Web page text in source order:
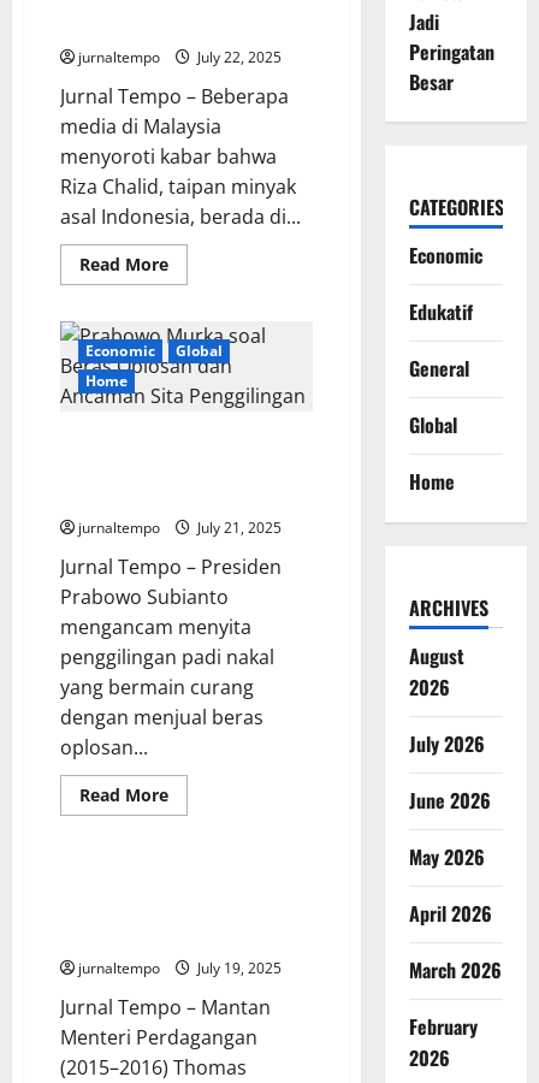
jurnaltempo July 22, 2025
Jurnal Tempo – Beberapa
media di Malaysia
menyoroti kabar bahwa
Riza Chalid, taipan minyak
asal Indonesia, berada di...
Read MoreRead
more
Malaysia
Soroti
Riza
Chalid
yang
Diduga
Economic
Global
Home
jurnaltempo July 21, 2025
Jurnal Tempo – Presiden
Prabowo Subianto
mengancam menyita
penggilingan padi nakal
yang bermain curang
dengan menjual beras
oplosan...
Read MoreRead
more
Sita
Penggilingan
General Global
jurnaltempo July 19, 2025
Jurnal Tempo – Mantan
Menteri Perdagangan
(2015–2016) Thomas
Jadi
Peringatan
Besar
CATEGORIES
Economic
Edukatif
General
Global
Home
ARCHIVES
August
2026
July 2026
June 2026
May 2026
April 2026
March 2026
February
2026